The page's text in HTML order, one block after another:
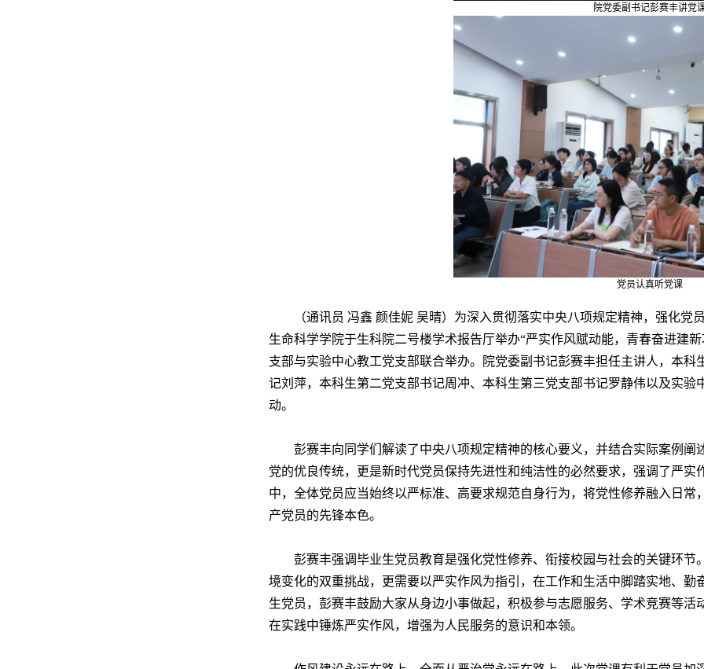
院党委副书记彭赛丰讲党
党员认真听党课
（通讯员 冯鑫 颜佳妮 吴晴）为深入贯彻落实中央八项规定精神，强化党
生命科学学院于生科院二号楼学术报告厅举办“严实作风赋动能，青春奋进建
支部与实验中心教工党支部联合举办。院党委副书记彭赛丰担任主讲人，本
记刘萍，本科生第二党支部书记周冲、本科生第三党支部书记罗静伟以及实
动。
彭赛丰向同学们解读了中央八项规定精神的核心要义，并结合实际案例
党的优良传统，更是新时代党员保持先进性和纯洁性的必然要求，强调了严
中，全体党员应当始终以严标准、高要求规范自身行为，将党性修养融入日
产党员的先锋本色。
彭赛丰强调毕业生党员教育是强化党性修养、衔接校园与社会的关键环
境变化的双重挑战，更需要以严实作风为指引，在工作和生活中脚踏实地、
生党员，彭赛丰鼓励大家从身边小事做起，积极参与志愿服务、学术竞赛等
在实践中锤炼严实作风，增强为人民服务的意识和本领。